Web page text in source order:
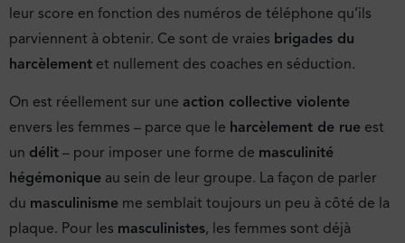
leur score en fonction des numéros de téléphone qu’ils
parviennent à obtenir. Ce sont de vraies brigades du
harcèlement et nullement des coaches en séduction.
On est réellement sur une action collective violente
envers les femmes – parce que le harcèlement de rue est
un délit – pour imposer une forme de masculinité
hégémonique au sein de leur groupe. La façon de parler
du masculinisme me semblait toujours un peu à côté de la
plaque. Pour les masculinistes, les femmes sont déjà